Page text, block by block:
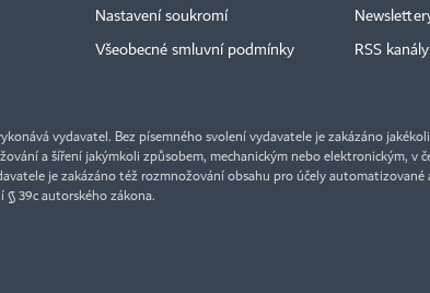
Nastavení soukromí
Všeobecné smluvní podmínky RSS kanály
vydavatel. Bez písemného svolení vydavatele je zakázáno
a šíření jakýmkoli způsobem, mechanickým nebo elektronickým, v
je zakázáno též rozmnožování obsahu pro účely
§ 39c autorského zákona.